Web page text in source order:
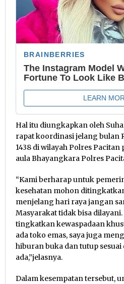
Hal itu diungkapkan oleh
rapat koordinasi jelang bulan
1438 di wilayah Polres Pacitan
aula Bhayangkara Polres
“Kami berharap untuk
kesehatan mohon
menjelang hari raya jangan
Masyarakat tidak bisa
tingkatkan kewaspadaan
ada toko emas, saya juga
hiburan buka dan tutup
ada,”jelasnya.
Dalam kesempatan tersebut,